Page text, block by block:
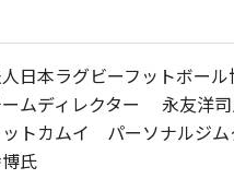
日本ラグビーフットボー
ームディレクター 永友洋
トカムイ パーソナルジム
氏